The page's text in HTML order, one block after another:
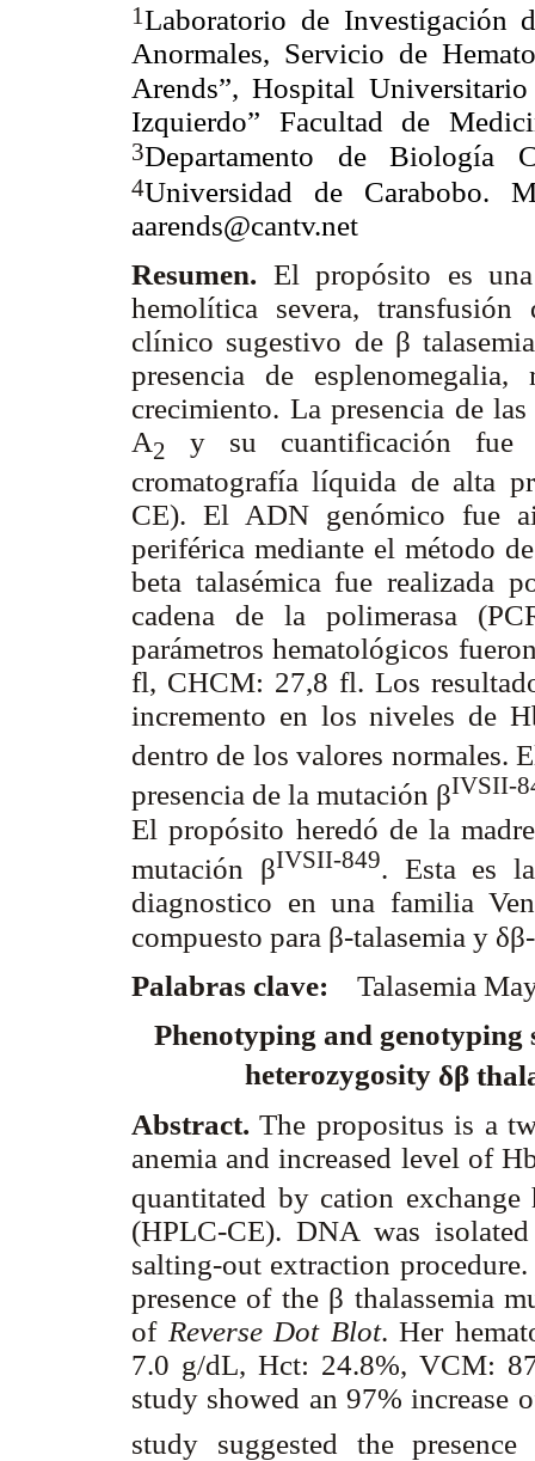
1Laboratorio de Investigación
Anormales, Servicio de
Arends”, Hospital
Izquierdo” Facultad de
3Departamento de Biología
4Universidad de Carabobo.
aarends@cantv.net
Resumen. El propósito es
hemolítica severa, transfusión
clínico sugestivo de β
presencia de
crecimiento. La presencia de
A2
y su cuantificación fue
cromatografía líquida de alta
CE). El ADN genómico fue
periférica mediante el método
beta talasémica fue realizada
cadena de la polimerasa
parámetros hematológicos
fl, CHCM: 27,8 fl. Los
incremento en los niveles de
dentro de los valores normales.
presencia de la mutación βIVSII-
El propósito heredó de la
mutación βIVSII-849. Esta es
diagnostico en una familia
compuesto para β-talasemia y δβ
Palabras clave:
Talasemia
Phenotyping and
heterozygosity δβ
Abstract.The propositus is a
anemia and increased level of
quantitated by cation
(HPLC-CE). DNA was
salting-out extraction
presence of the β thalassemia
of Reverse Dot Blot. Her
7.0 g/dL, Hct: 24.8%, VCM:
study showed an 97% increase
study suggested the